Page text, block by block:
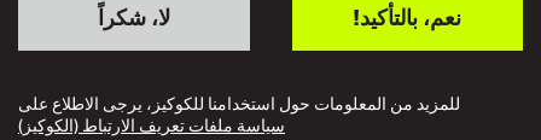
لا، شكراً نعم، بالتأكيد!
للمزيد من المعلومات حول استخدامنا للكوكيز، يرجى الاطلاع على
سياسة ملفات تعريف الارتباط (الكوكيز)